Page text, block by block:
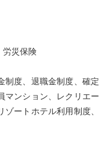
労災保険
制度、退職金制度、確定
マンション、レクリエー
ートホテル利用制度、